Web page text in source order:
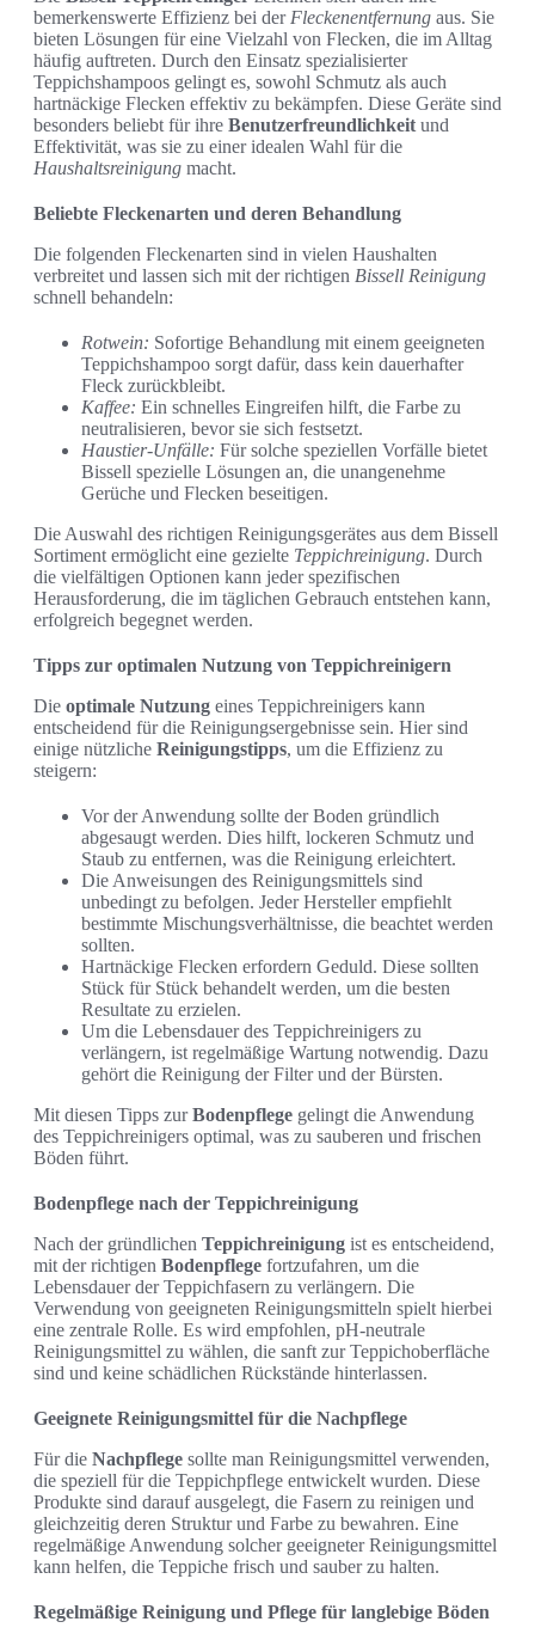
bemerkenswerte Effizienz bei der Fleckenentfernung aus. Sie
bieten Lösungen für eine Vielzahl von Flecken, die im Alltag
häufig auftreten. Durch den Einsatz spezialisierter
Teppichshampoos gelingt es, sowohl Schmutz als auch
hartnäckige Flecken effektiv zu bekämpfen. Diese Geräte sind
besonders beliebt für ihre Benutzerfreundlichkeit und
Effektivität, was sie zu einer idealen Wahl für die
Haushaltsreinigung macht.
Beliebte Fleckenarten und deren Behandlung
Die folgenden Fleckenarten sind in vielen Haushalten
verbreitet und lassen sich mit der richtigen Bissell Reinigung
schnell behandeln:
Rotwein: Sofortige Behandlung mit einem geeigneten
Teppichshampoo sorgt dafür, dass kein dauerhafter
Fleck zurückbleibt.
Kaffee: Ein schnelles Eingreifen hilft, die Farbe zu
neutralisieren, bevor sie sich festsetzt.
Haustier-Unfälle: Für solche speziellen Vorfälle bietet
Bissell spezielle Lösungen an, die unangenehme
Gerüche und Flecken beseitigen.
Die Auswahl des richtigen Reinigungsgerätes aus dem Bissell
Sortiment ermöglicht eine gezielte Teppichreinigung. Durch
die vielfältigen Optionen kann jeder spezifischen
Herausforderung, die im täglichen Gebrauch entstehen kann,
erfolgreich begegnet werden.
Tipps zur optimalen Nutzung von Teppichreinigern
Die optimale Nutzung eines Teppichreinigers kann
entscheidend für die Reinigungsergebnisse sein. Hier sind
einige nützliche Reinigungstipps, um die Effizienz zu
steigern:
Vor der Anwendung sollte der Boden gründlich
abgesaugt werden. Dies hilft, lockeren Schmutz und
Staub zu entfernen, was die Reinigung erleichtert.
Die Anweisungen des Reinigungsmittels sind
unbedingt zu befolgen. Jeder Hersteller empfiehlt
bestimmte Mischungsverhältnisse, die beachtet werden
sollten.
Hartnäckige Flecken erfordern Geduld. Diese sollten
Stück für Stück behandelt werden, um die besten
Resultate zu erzielen.
Um die Lebensdauer des Teppichreinigers zu
verlängern, ist regelmäßige Wartung notwendig. Dazu
gehört die Reinigung der Filter und der Bürsten.
Mit diesen Tipps zurBodenpflege gelingt die Anwendung
des Teppichreinigers optimal, was zu sauberen und frischen
Böden führt.
Bodenpflege nach der Teppichreinigung
Nach der gründlichen Teppichreinigung ist es entscheidend,
mit der richtigen Bodenpflege fortzufahren, um die
Lebensdauer der Teppichfasern zu verlängern. Die
Verwendung von geeigneten Reinigungsmitteln spielt hierbei
eine zentrale Rolle. Es wird empfohlen, pH-neutrale
Reinigungsmittel zu wählen, die sanft zur Teppichoberfläche
sind und keine schädlichen Rückstände hinterlassen.
Geeignete Reinigungsmittel für die Nachpflege
Für die Nachpflege sollte man Reinigungsmittel verwenden,
die speziell für die Teppichpflege entwickelt wurden. Diese
Produkte sind darauf ausgelegt, die Fasern zu reinigen und
gleichzeitig deren Struktur und Farbe zu bewahren. Eine
regelmäßige Anwendung solcher geeigneter Reinigungsmittel
kann helfen, die Teppiche frisch und sauber zu halten.
Regelmäßige Reinigung und Pflege für langlebige Böden